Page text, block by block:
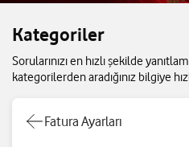
Kategoriler
Sorularınızı en hızlı şekilde
kategorilerden aradığınız bilgiye
Fatura Ayarları